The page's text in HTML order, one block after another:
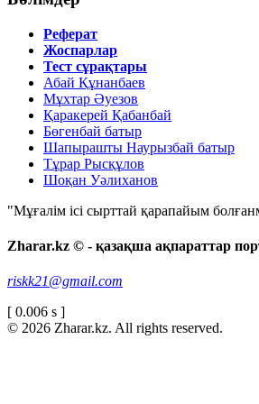
Реферат
Жоспарлар
Тест сұрақтары
Абай Құнанбаев
Мұхтар Әуезов
Қаракерей Қабанбай
Бөгенбай батыр
Шапырашты Наурызбай батыр
Тұрар Рысқұлов
Шоқан Уәлиханов
"Мұғалім ісі сырттай қарапайым
Zharar.kz © - қазақша ақпараттар
riskk21@gmail.com
[ 0.006 s ]
© 2026 Zharar.kz. All rights reserved.